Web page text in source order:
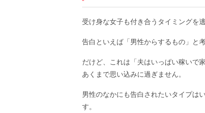
受け身な女子も付き合うタイミングを
告白といえば「男性からするもの」と
だけど、これは「夫はいっぱい稼いで
あくまで思い込みに過ぎません。
男性のなかにも告白されたいタイプは
す。